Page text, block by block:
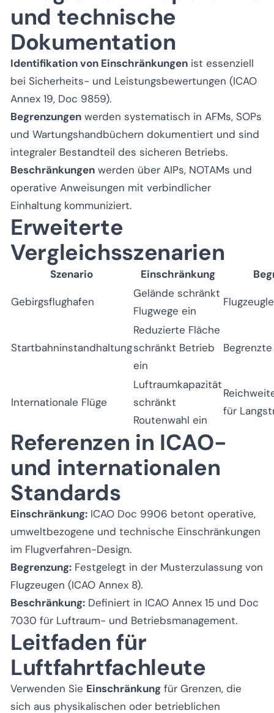
und technische
Dokumentation
Identifikation von Einschränkungen ist essenziell
bei Sicherheits- und Leistungsbewertungen (ICAO
Annex 19, Doc 9859).
Begrenzungen werden systematisch in AFMs, SOPs
und Wartungshandbüchern dokumentiert und sind
integraler Bestandteil des sicheren Betriebs.
Beschränkungen werden über AIPs, NOTAMs und
operative Anweisungen mit verbindlicher
Einhaltung kommuniziert.
Erweiterte
Vergleichsszenarien
Szenario Einschränkung
Gebirgsflughafen
Gelände schränkt
Flugwege ein
Startbahninstandhaltung
Reduzierte Fläche
schränkt Betrieb
ein
Internationale Flüge
Luftraumkapazität
schränkt
Routenwahl ein
für
Referenzen in ICAO-
und internationalen
Standards
Einschränkung: ICAO Doc 9906 betont operative,
umweltbezogene und technische Einschränkungen
im Flugverfahren-Design.
Begrenzung: Festgelegt in der Musterzulassung von
Flugzeugen (ICAO Annex 8).
Beschränkung: Definiert in ICAO Annex 15 und Doc
7030 für Luftraum- und Betriebsmanagement.
Leitfaden für
Luftfahrtfachleute
Verwenden Sie Einschränkung für Grenzen, die
sich aus physikalischen oder betrieblichen